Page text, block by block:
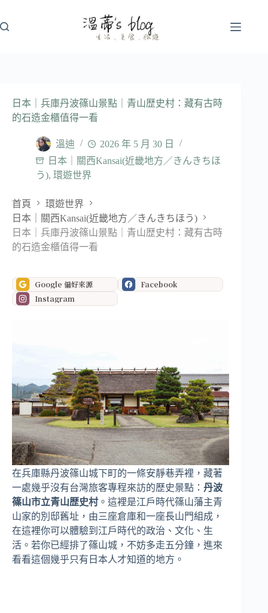
至
日本｜兵庫丹波篠山景點｜青山歴史村：藏有古時
的石造金櫃值得一看
溫迪
2026 年 5 月 30 日
日本｜關西Kansai(近畿地方／きんきちほ
う), 環遊世界
首頁
環遊世界
日本｜關西Kansai(近畿地方／きんきちほう)
日本｜兵庫丹波篠山景點｜青山歴史村：藏有古時
的石造金櫃值得一看
Google 偏好來源
Facebook
Instagram
在兵庫縣丹波篠山城下町的一條安靜巷弄裡，藏著
一處幾乎沒有台灣旅客專程來訪的歷史景點： 丹波
篠山市立青山歴史村 。這裡是江戶時代篠山藩主青
山家的別邸舊址，由三座倉庫和一座長山門組成，
在這裡你可以體驗到江戶時代的政治、文化、生
活。若你已經排了篠山城，不妨多走五分鐘，進來
看看這個幾乎只有日本人才知道的地方。